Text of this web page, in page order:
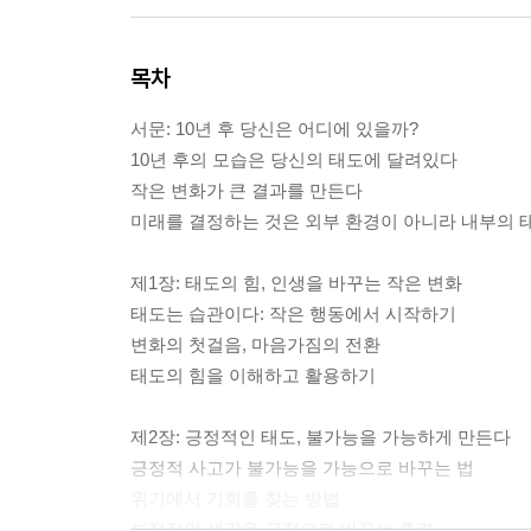
목차
서문: 10년 후 당신은 어디에 있을까?
10년 후의 모습은 당신의 태도에 달려있다
작은 변화가 큰 결과를 만든다
미래를 결정하는 것은 외부 환경이 아니라 내부의
제1장: 태도의 힘, 인생을 바꾸는 작은 변화
태도는 습관이다: 작은 행동에서 시작하기
변화의 첫걸음, 마음가짐의 전환
태도의 힘을 이해하고 활용하기
제2장: 긍정적인 태도, 불가능을 가능하게 만든다
긍정적 사고가 불가능을 가능으로 바꾸는 법